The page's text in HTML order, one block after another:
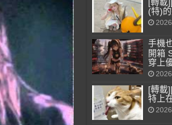
[轉載
(特)
手機
開箱
穿上
[轉載
特上